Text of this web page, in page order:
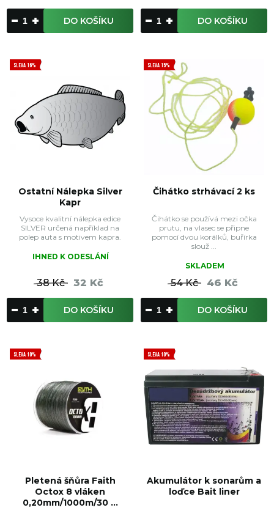
DO KOŠÍKU DO KOŠÍKU
SLEVA 16%
Ostatní Nálepka Silver
Kapr
Vysoce kvalitní nálepka edice
SILVER určená například na
polep auta s motivem kapra.
IHNED K ODESLÁNÍ
38 Kč 32 Kč
DO KOŠÍKU
SLEVA 15%
Čihátko strhávací 2 ks
Čihátko se používá mezi očka
prutu, na vlasec se připne
pomocí dvou korálků, buřírka
slouž ...
SKLADEM
54 Kč 46 Kč
DO KOŠÍKU
SLEVA 10%
Pletená šňůra Faith
Octox 8 vláken
0,20mm/1000m/30 ...
SLEVA 10%
Akumulátor k sonarům a
loďce Bait liner